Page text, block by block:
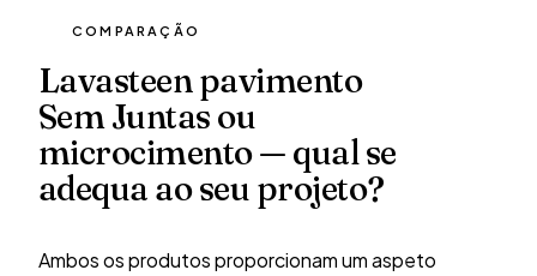
COMPARAÇÃO
Lavasteen pavimento
Sem Juntas ou
microcimento — qual se
adequa ao seu projeto?
Ambos os produtos proporcionam um aspeto